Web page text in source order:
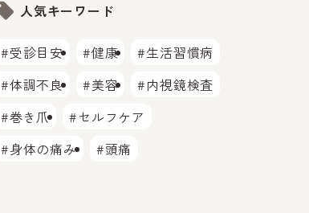
人気キーワード
#受診目安 #健康
#生活習慣病
#体調不良
#美容
#内視鏡検査
#巻き爪
#セルフケア
#身体の痛み
#頭痛